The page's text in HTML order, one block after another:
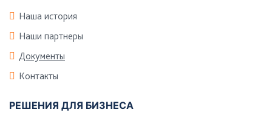
Наша история
Наши партнеры
Документы
Контакты
РЕШЕНИЯ ДЛЯ БИЗНЕСА